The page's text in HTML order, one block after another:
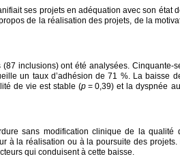
ses projets en adéquation avec son état
de la réalisation des projets, de la
inclusions) ont été analysées. Cinquante-
un taux d’adhésion de 71 %. La baisse
de vie est stable (p = 0,39) et la dyspnée
sans modification clinique de la
à la réalisation ou à la poursuite des
qui conduisent à cette baisse.